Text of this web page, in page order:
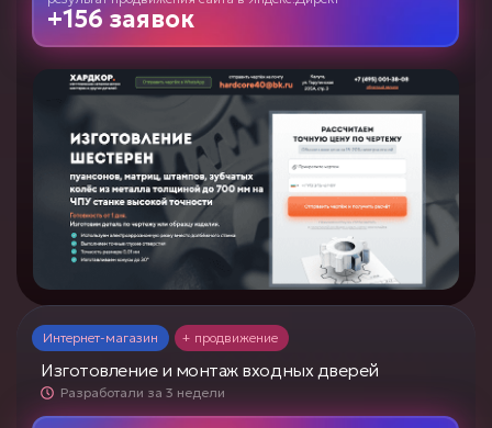
+156 заявок
Интернет-магазин + продвижение
Изготовление и монтаж входных дверей
Разработали за 3 недели